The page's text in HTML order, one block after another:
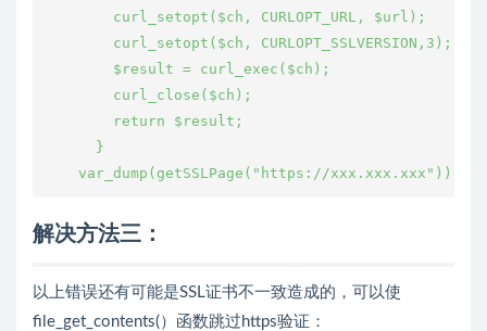
        curl_setopt($ch, CURLOPT_URL, $url);
        curl_setopt($ch, CURLOPT_SSLVERSION,3);
        $result = curl_exec($ch);
        curl_close($ch);
        return $result;
      }
解决方法三：
以上错误还有可能是SSL证书不一致造成的，可以使
file_get_contents(）函数跳过https验证：